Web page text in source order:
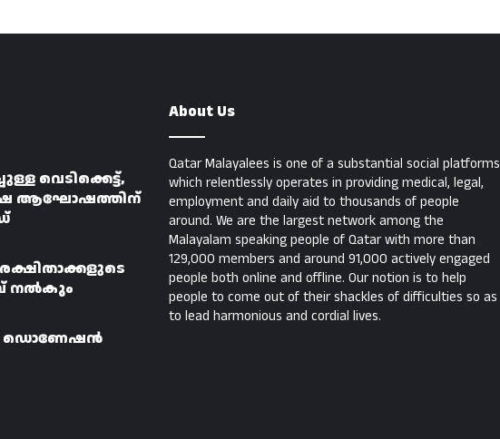
വെടിക്കെട്ട്,
ആഘോഷത്തിന്
രക്ഷിതാക്കളുടെ
നൽകും
ഡൊണേഷൻ
About Us
Qatar Malayalees is one of a substantial social platforms
which relentlessly operates in providing medical, legal,
employment and daily aid to thousands of people
around. We are the largest network among the
Malayalam speaking people of Qatar with more than
129,000 members and around 91,000 actively engaged
people both online and offline. Our notion is to help
people to come out of their shackles of difficulties so as
to lead harmonious and cordial lives.